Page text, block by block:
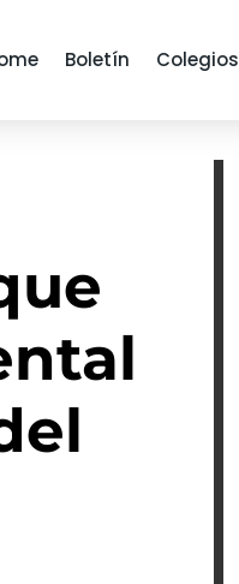
Boletín Colegios